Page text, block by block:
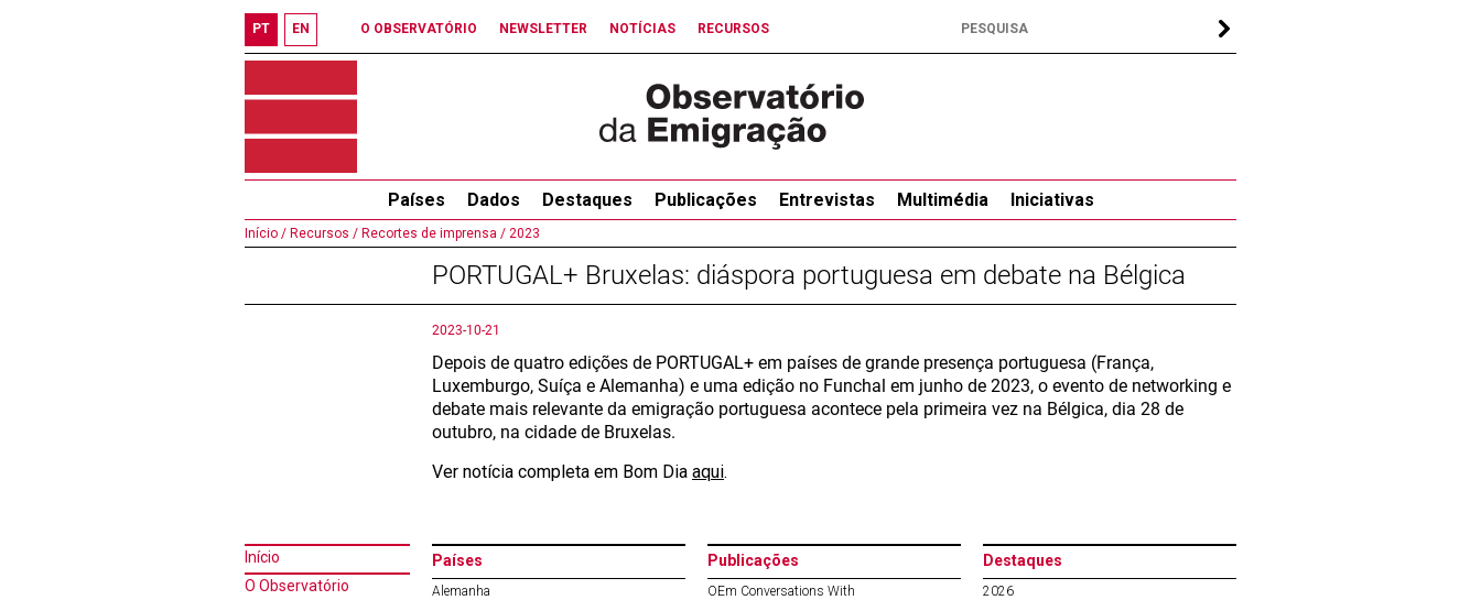
PT EN O OBSERVATÓRIO NEWSLETTER NOTÍCIAS RECURSOS
Países Dados Destaques Publicações Entrevistas Multimédia Iniciativas
Início / Recursos / Recortes de imprensa / 2023
PORTUGAL+ Bruxelas: diáspora portuguesa em debate na Bélgica
2023-10-21
Depois de quatro edições de PORTUGAL+ em países de grande presença portuguesa (França,
Luxemburgo, Suíça e Alemanha) e uma edição no Funchal em junho de 2023, o evento de networking e
debate mais relevante da emigração portuguesa acontece pela primeira vez na Bélgica, dia 28 de
outubro, na cidade de Bruxelas.
Ver notícia completa em Bom Dia aqui.
Início
O Observatório
Países
Alemanha
Publicações
OEm Conversations With
Destaques
2026